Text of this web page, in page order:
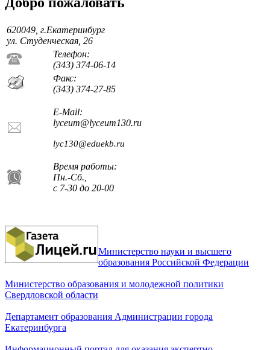
620049, г.Екатеринбург
ул. Студенческая, 26
Телефон:
(343) 374-06-14
Факс:
(343) 374-27-85
E-Mail:
lyceum@lyceum130.ru
lyc130@eduekb.ru
Время работы:
Пн.-Сб.,
с 7-30 до 20-00
Министерство науки и высшего
образования Российской Федерации
Министерство образования и молодежной политики
Свердловской области
Департамент образования Администрации города
Екатеринбурга